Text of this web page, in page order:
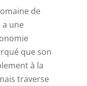
de
a une
que son
à la
traverse